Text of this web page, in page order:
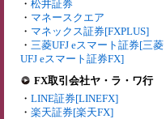
・ 松井証券
・ マネースクエア
・ マネックス証券[FXPLUS]
・ 三菱UFJ eスマート証券[三菱
UFJ eスマート証券FX]
FX取引会社ヤ・ラ・ワ行
・ LINE証券[LINEFX]
・ 楽天証券[楽天FX]